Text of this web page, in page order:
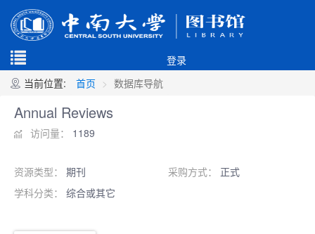
登录
当前位置:
首页 数据库导航
Annual Reviews
访问量： 1189
资源类型： 期刊 采购方式： 正式
学科分类： 综合或其它